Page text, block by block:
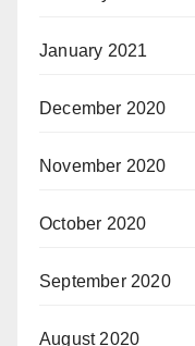
January 2021
December 2020
November 2020
October 2020
September 2020
August 2020